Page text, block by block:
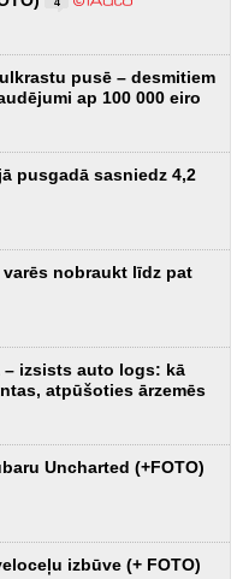
pusē – desmitiem
ap 100 000 eiro
pusgadā sasniedz 4,2
nobraukt līdz pat
izsists auto logs: kā
atpūšoties ārzemēs
Uncharted (+FOTO)
izbūve (+ FOTO)